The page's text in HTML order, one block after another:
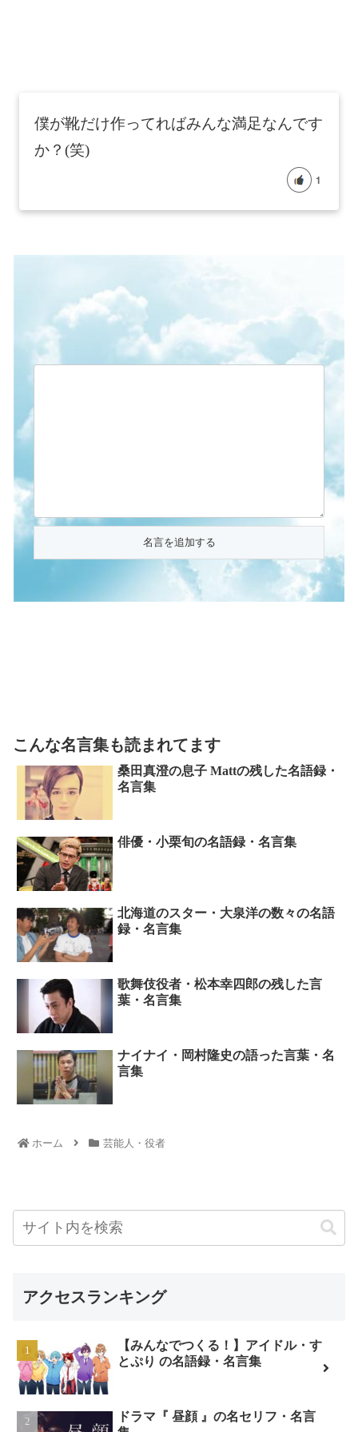
僕が靴だけ作ってればみんな満足なんです
か？(笑)
1
こんな名言集も読まれてます
桑田真澄の息子 Mattの残した名語録・
名言集
俳優・小栗旬の名語録・名言集
北海道のスター・大泉洋の数々の名語
録・名言集
歌舞伎役者・松本幸四郎の残した言
葉・名言集
ナイナイ・岡村隆史の語った言葉・名
言集
ホーム 芸能人・役者
アクセスランキング
【みんなでつくる！】アイドル・す
とぷり の名語録・名言集
ドラマ『 昼顔 』の名セリフ・名言